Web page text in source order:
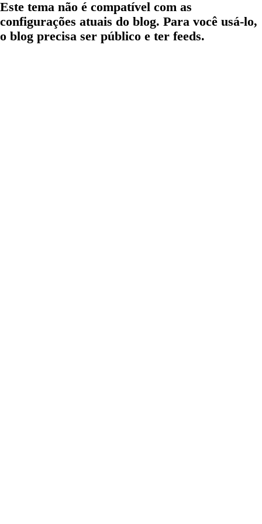
Este tema não é compatível com as
configurações atuais do blog. Para você usá-lo,
o blog precisa ser público e ter feeds.